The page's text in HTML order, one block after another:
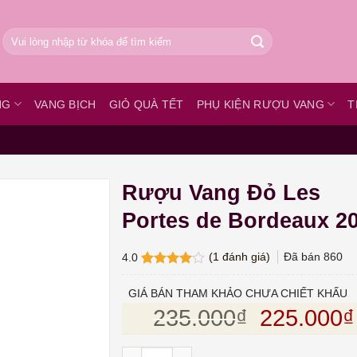
Tìm
kiếm:
VANG BỊCH GIỎ QUÀ TẾT PHỤ KIỆN RƯỢU VANG
Rượu Vang Đỏ Les
Portes de Bordeaux
4.0
5 dựa
giá
(1 đánh giá) Đã bán 860
GIÁ BÁN THAM KHẢO CHƯA CHIẾT KHẤU
235.000₫ Giá gốc
225.000₫